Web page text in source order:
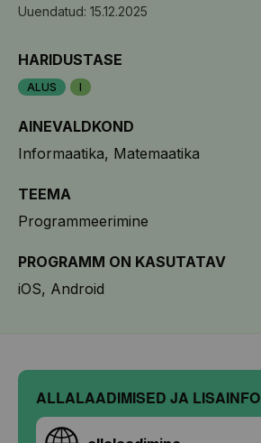
Uuendatud: 15.12.2025
HARIDUSTASE
ALUS I
AINEVALDKOND
Informaatika Matemaatika
TEEMA
Programmeerimine
PROGRAMM ON KASUTATAV
iOS Android
ALLALAADIMISED JA LISAINFO